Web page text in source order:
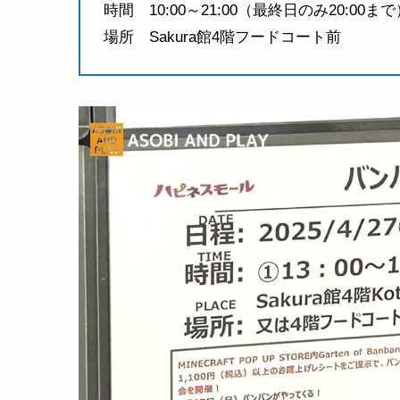
時間 10:00～21:00（最終日のみ20:00まで
場所 Sakura館4階フードコート前